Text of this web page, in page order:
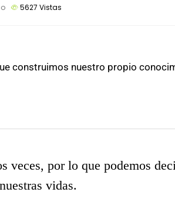
5627 Vistas
construimos nuestro propio
veces, por lo que podemos
vidas.